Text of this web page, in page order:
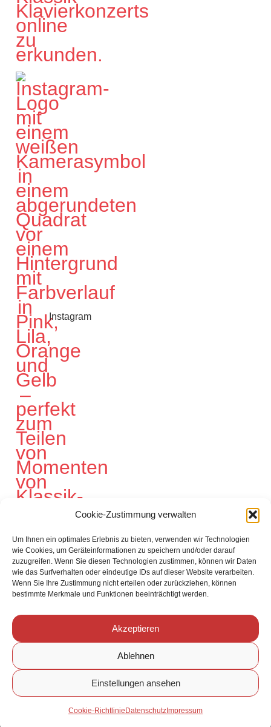
Cookie-Zustimmung verwalten
Um Ihnen ein optimales Erlebnis zu bieten, verwenden wir Technologien
wie Cookies, um Geräteinformationen zu speichern und/oder darauf
zuzugreifen. Wenn Sie diesen Technologien zustimmen, können wir Daten
wie das Surfverhalten oder eindeutige IDs auf dieser Website verarbeiten.
Wenn Sie Ihre Zustimmung nicht erteilen oder zurückziehen, können
bestimmte Merkmale und Funktionen beeinträchtigt werden.
Akzeptieren
Ablehnen
Einstellungen ansehen
Cookie-Richtlinie Datenschutz Impressum
Instagram
Links
Partner
Verein
Kontakt
Cultur in Cannstatt
Impressum&